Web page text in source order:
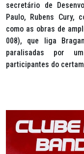
secretário de
Paulo, Rubens Cury,
como as obras de
008), que liga
paralisadas por
participantes do